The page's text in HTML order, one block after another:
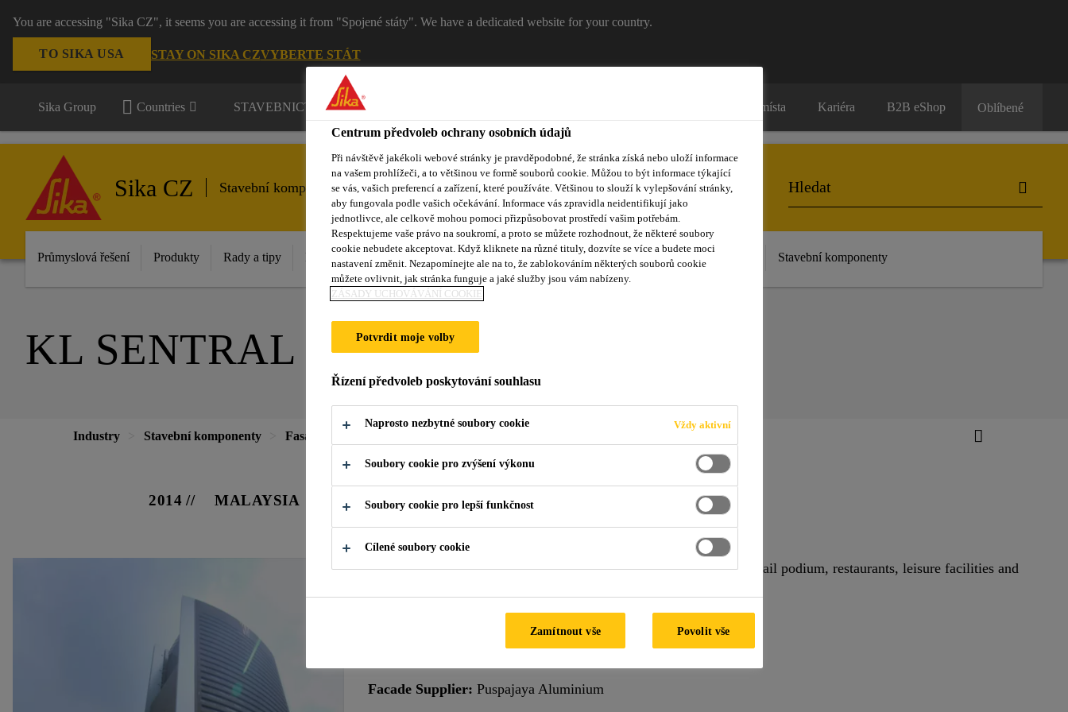
You are accessing "Sika CZ", it seems you are accessing it from "Spojené státy". We have a dedicated website for your country.
TO SIKA USA STAY ON SIKA CZVYBERTE STÁT
Sika Group Countries STAVEBNICTVÍ / PRŮMYSL Prodejní místa Kariéra B2B eShop Oblíbené
Sika CZ Stavební komponenty
Průmyslová řešení Produkty Rady a tipy Reference Služby zákazníkům Události Dokumentace ke stažení Stavební komponenty
KL SENTRAL LOT-G
Industry Stavební komponenty Fasády
2014 MALAYSIA
NU Sentral Lot-G consists of a 27-storey office tower, a 7-storey retail podium, restaurants, leisure facilities and
Facade Supplier: Puspajaya Aluminium
Centrum předvoleb ochrany osobních údajů
Při návštěvě jakékoli webové stránky je pravděpodobné, že stránka získá nebo uloží informace
na vašem prohlížeči, a to většinou ve formě souborů cookie. Můžou to být informace týkající
se vás, vašich preferencí a zařízení, které používáte. Většinou to slouží k vylepšování stránky,
aby fungovala podle vašich očekávání. Informace vás zpravidla neidentifikují jako
jednotlivce, ale celkově mohou pomoci přizpůsobovat prostředí vašim potřebám.
Respektujeme vaše právo na soukromí, a proto se můžete rozhodnout, že některé soubory
cookie nebudete akceptovat. Když kliknete na různé tituly, dozvíte se více a budete moci
nastavení změnit. Nezapomínejte ale na to, že zablokováním některých souborů cookie
můžete ovlivnit, jak stránka funguje a jaké služby jsou vám nabízeny.
ZÁSADY UCHOVÁVÁNÍ COOKIE
Potvrdit moje volby
Řízení předvoleb poskytování souhlasu
Naprosto nezbytné soubory cookie Vždy aktivní
Soubory cookie pro zvýšení výkonu
Soubory cookie pro lepší funkčnost
Cílené soubory cookie
Zamítnout vše Povolit vše